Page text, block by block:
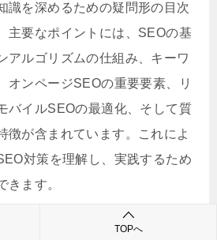
識を深めるための疑問形の目次
主要なポイントには、SEOの基
アルゴリズムの仕組み、キーワ
オンページSEOの重要要素、リ
バイルSEOの最適化、そして質
徴が含まれています。これによ
対策を理解し、実践するため
きます。
TOPへ